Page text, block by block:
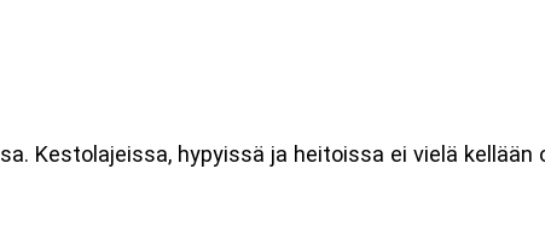
Kestolajeissa, hypyissä ja heitoissa ei vielä